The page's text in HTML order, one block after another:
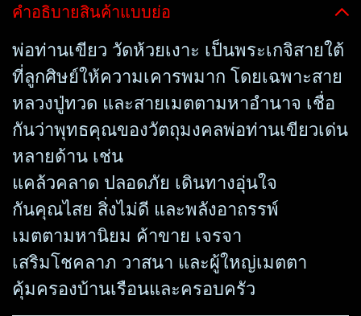
คำอธิบายสินค้าแบบย่อ
พ่อท่านเขียว วัดห้วยเงาะ เป็นพระเกจิสายใต้
ที่ลูกศิษย์ให้ความเคารพมาก โดยเฉพาะสาย
หลวงปู่ทวด และสายเมตตามหาอำนาจ เชื่อ
กันว่าพุทธคุณของวัตถุมงคลพ่อท่านเขียวเด่น
หลายด้าน เช่น
แคล้วคลาด ปลอดภัย เดินทางอุ่นใจ
กันคุณไสย สิ่งไม่ดี และพลังอาถรรพ์
เมตตามหานิยม ค้าขาย เจรจา
เสริมโชคลาภ วาสนา และผู้ใหญ่เมตตา
คุ้มครองบ้านเรือนและครอบครัว